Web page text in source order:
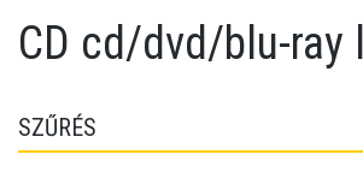
CD cd/dvd/blu-ray
SZŰRÉS